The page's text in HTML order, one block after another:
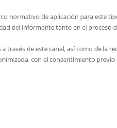
normativo de aplicación para este
del informante tanto en el proceso
través de este canal, así como de la
con el consentimiento